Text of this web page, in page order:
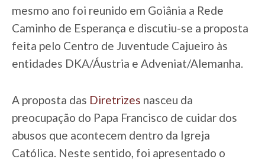
mesmo ano foi reunido em Goiânia a Rede
Caminho de Esperança e discutiu-se a proposta
feita pelo Centro de Juventude Cajueiro às
entidades DKA/Áustria e Adveniat/Alemanha.
A proposta das Diretrizes nasceu da
preocupação do Papa Francisco de cuidar dos
abusos que acontecem dentro da Igreja
Católica. Neste sentido, foi apresentado o